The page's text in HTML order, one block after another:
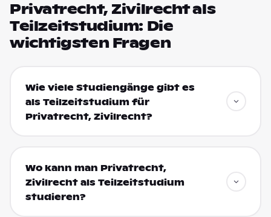
Privatrecht, Zivilrecht als
Teilzeitstudium: Die
wichtigsten Fragen
Wie viele Studiengänge gibt es
als Teilzeitstudium für
Privatrecht, Zivilrecht?
Wo kann man Privatrecht,
Zivilrecht als Teilzeitstudium
studieren?